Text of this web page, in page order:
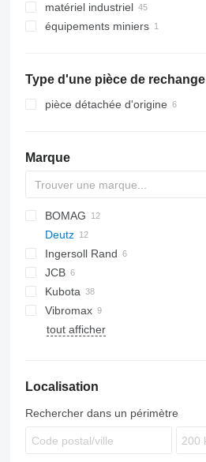
midi pelles
mini-pelles
grues
grues mobiles
matériel de forage
engins de terrassement
compacteurs
nacelles élévatrices
chargeuses sur pneus
mini-chargeuses
chariots élévateurs
chariots télescopiques
matériel industriel
groupes électrogènes
équipements miniers
Type d'une pièce de rechange
pièce détachée d'origine
Marque
ASC
BOMAG
BM
BW
DTV
CS
Deutz
BF
D-series
CC
HD
Ingersoll Rand
DD
JCB
VMT
Kubota
RW
TV
Vibromax
W
DD
tout afficher
Localisation
Rechercher dans un périmètre